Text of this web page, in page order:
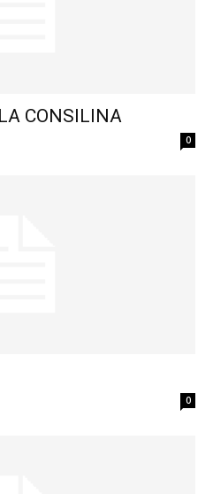
CONSILINA
0
0